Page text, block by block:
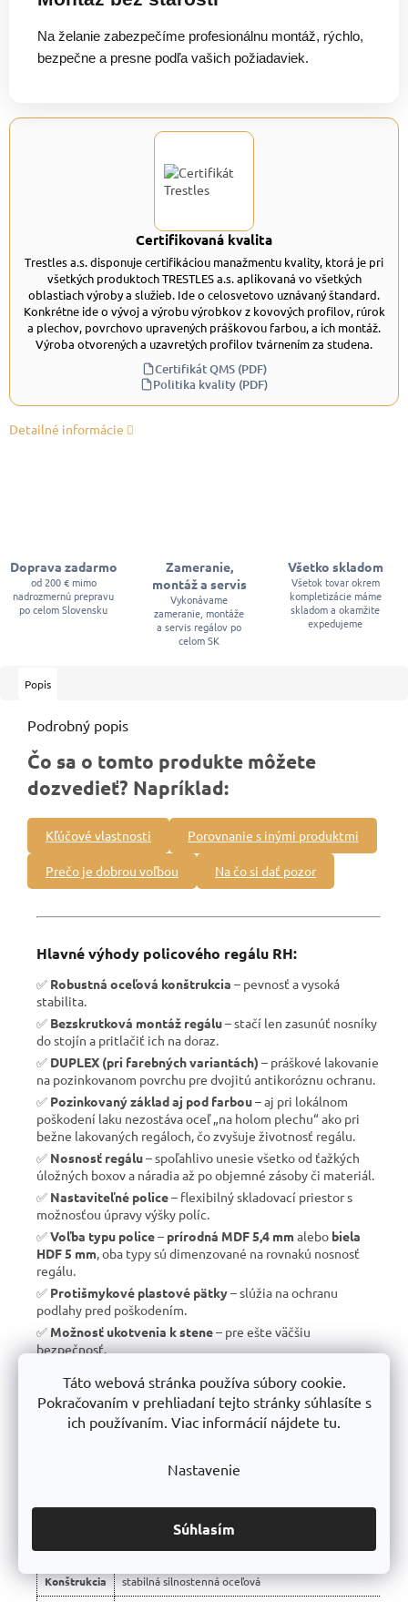
Táto webová stránka používa súbory cookie.
Pokračovaním v prehliadaní tejto stránky súhlasíte s
ich používaním. Viac informácií nájdete tu.
Nastavenie
Súhlasím
Na želanie zabezpečíme profesionálnu montáž, rýchlo,
bezpečne a presne podľa vašich požiadaviek.
Certifikovaná kvalita
Trestles a.s. disponuje certifikáciou manažmentu kvality, ktorá je pri
všetkých produktoch TRESTLES a.s. aplikovaná vo všetkých
oblastiach výroby a služieb. Ide o celosvetovo uznávaný štandard.
Konkrétne ide o vývoj a výrobu výrobkov z kovových profilov, rúrok
a plechov, povrchovo upravených práškovou farbou, a ich montáž.
Výroba otvorených a uzavretých profilov tvárnením za studena.
Certifikát QMS (PDF)
Politika kvality (PDF)
Detailné informácie
Doprava zadarmo
od 200 € mimo
nadrozmernú prepravu
po celom Slovensku
Zameranie,
montáž a servis
Vykonávame
zameranie, montáže
a servis regálov po
celom SK
Všetko skladom
Všetok tovar okrem
kompletizácie máme
skladom a okamžite
expedujeme
Popis
Podrobný popis
Čo sa o tomto produkte môžete
dozvedieť? Napríklad:
Kľúčové vlastnosti Porovnanie s inými produktmi
Prečo je dobrou voľbou Na čo si dať pozor
Hlavné výhody policového regálu RH:
✅ Robustná oceľová konštrukcia – pevnosť a vysoká
stabilita.
✅ Bezskrutková montáž regálu– stačí len zasunúť nosníky
do stojín a pritlačiť ich na doraz.
✅ DUPLEX (pri farebných variantách) – práškové lakovanie
na pozinkovanom povrchu pre dvojitú antikoróznu ochranu.
✅ Pozinkovaný základ aj pod farbou– aj pri lokálnom
poškodení laku nezostáva oceľ „na holom plechu“ ako pri
bežne lakovaných regáloch, čo zvyšuje životnosť regálu.
✅ Nosnosť regálu– spoľahlivo unesie všetko od ťažkých
úložných boxov a náradia až po objemné zásoby či materiál.
✅ Nastaviteľné police– flexibilný skladovací priestor s
možnosťou úpravy výšky políc.
✅Voľba typu police– prírodná MDF 5,4 mmalebo biela
HDF 5 mm , oba typy sú dimenzované na rovnakú nosnosť
regálu.
✅ Protišmykové plastové pätky– slúžia na ochranu
podlahy pred poškodením.
✅ Možnosť ukotvenia k stene– pre ešte väčšiu
bezpečnosť.
výroba s dlhou životnosťou.
✅10 rokov záruka– dôkaz kvality a dlhodobej odolnosti.
regály Trestles RH 🏆
Montáž bezskrutková – jednoduchá
Konštrukcia stabilná silnostenná oceľová